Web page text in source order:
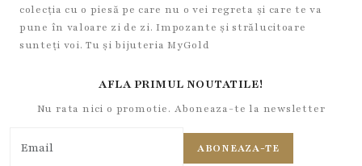
colecția cu o piesă pe care nu o vei regreta și care te va
pune în valoare zi de zi. Impozante și strălucitoare
sunteți voi. Tu și bijuteria MyGold
AFLA PRIMUL NOUTATILE!
Nu rata nici o promotie. Aboneaza-te la newsletter
ABONEAZA-TE